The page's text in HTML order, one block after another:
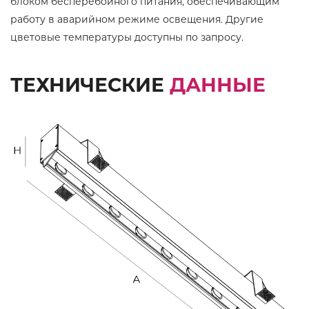
работу в аварийном режиме освещения. Другие
цветовые температуры доступны по запросу.
ТЕХНИЧЕСКИЕ ДАННЫЕ